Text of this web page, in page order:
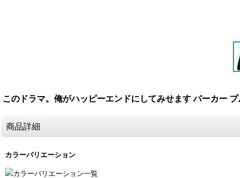
このドラマ。俺がハッピーエンドにしてみせます パーカー
商品詳細
カラーバリエーション